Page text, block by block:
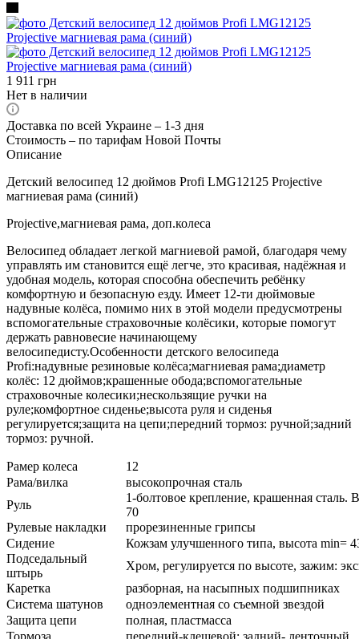
1 911 грн
Нет в наличии
Доставка по всей Украине – 1-3 дня
Стоимость – по тарифам Новой Почты
Описание
Детский велосипед 12 дюймов Profi LMG12125 Projective
магниевая рама (синий)
Projective,магниевая рама, доп.колеса
Велосипед обладает легкой магниевой рамой, благодаря чему
управлять им становится ещё легче, это красивая, надёжная и
удобная модель, которая способна обеспечить ребёнку
комфортную и безопасную езду. Имеет 12-ти дюймовые
надувные колёса, помимо них в этой модели предусмотрены
вспомогательные страховочные колёсики, которые помогут
держать равновесие начинающему
велосипедисту.Особенности детского велосипеда
Profi:надувные резиновые колёса;магниевая рама;диаметр
колёс: 12 дюймов;крашенные обода;вспомогательные
страховочные колесики;нескользящие ручки на
руле;комфортное сиденье;высота руля и сиденья
регулируется;защита на цепи;передний тормоз: ручной;задний
тормоз: ручной.
Рамер колеса
12
Рама/вилка
высокопрочная сталь
Руль
1-болтовое крепление, крашенная сталь.
70
Рулевые накладки
прорезиненные грипсы
Сидение
Кожзам улучшенного типа, высота min=
Подседальный
штырь
Хром, регулируется по высоте, зажим:
Каретка
разборная, на насыпных подшипниках
Система шатунов
одноэлементная со съемной звездой
Защита цепи
полная, пластмасса
Тормоза
передний-клещевой; задний- ленточный